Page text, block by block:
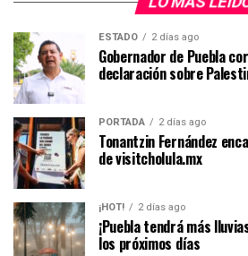
ESTADO 2 días ago
Gobernador de Puebla
declaración sobre
PORTADA 2 días ago
Tonantzin Fernández
de visitcholula.mx
¡HOT! 2 días ago
¡Puebla tendrá más
los próximos días